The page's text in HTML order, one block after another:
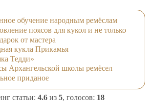
обучение народным ремёслам
поясов для кукол и не только
от мастера
кукла Прикамья
Тедди»
Архангельской школы ремёсел
приданое
статьи: 4.6 из 5, голосов: 18